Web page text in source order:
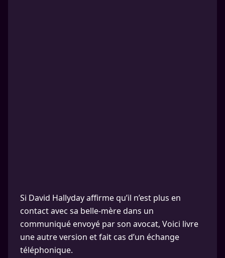
Si David Hallyday affirme qu’il n’est plus en
contact avec sa belle-mère dans un
communiqué envoyé par son avocat, Voici livre
une autre version et fait cas d’un échange
téléphonique.